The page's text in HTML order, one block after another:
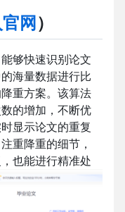
网 ）
够快速识别论文
海量数据进行比
重方案。该算法
的增加，不断优
显示论文的重复
重降重的细节，
也能进行精准处